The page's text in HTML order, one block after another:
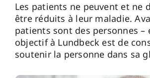
Les patients ne peuvent et ne
être réduits à leur maladie.
patients sont des personnes –
objectif à Lundbeck est de
soutenir la personne dans sa